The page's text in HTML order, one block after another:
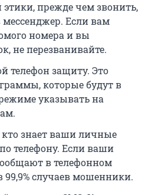
прежде чем звонить,
Если вам
номера и вы
не перезванивайте.
телефон защиту. Это
которые будут в
указывать на
кто знает ваши личные
телефону. Если ваши
в телефонном
99,9% случаев мошенники.